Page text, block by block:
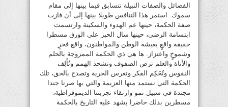
الفضائل والصفات النبيلة تتسابق فيما بينها إلى مقام
سموك. استمر هذا التنافس طويلا بينها إلى أن فازت
صفة الحكمة، حينها عم الهدوء والسكينة وارتسمت
ابتسامة الرضى، حينها سال الحبر على الورق مسطرا
حقيقة واقعٍ يعيشه الوطن والمواطنون، واقع فخرٍ
وشموخٍ واعتزاز. ها هي ذي الحكمة الممزوجة بالحلم
والأناة والعلم ترص الصفوف وتشحذ الهمم وتُأَلِف
النفوس وتُحَكِم الفكر وتغرس الحرية وتصدح بالحق، تلك
الحكمة التي نستمد منها العزيمة والتي بها صرنا جندا
مجندة في سبيل نمو وارتقاء تجربتنا الديموقراطية،
مسطرين بذلك حاضرا يشهد عليه التاريخ بالحكمة